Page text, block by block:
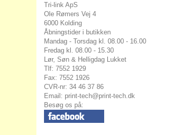
Tri-link ApS
Ole Rømers Vej 4
6000 Kolding
Åbningstider i butikken
Mandag - Torsdag kl. 08.00 - 16.00
Fredag kl. 08.00 - 15.30
Lør, Søn & Helligdag Lukket
Tlf: 7552 1929
Fax: 7552 1926
CVR-nr: 34 46 37 86
Email: print-tech@print-tech.dk
Besøg os på: